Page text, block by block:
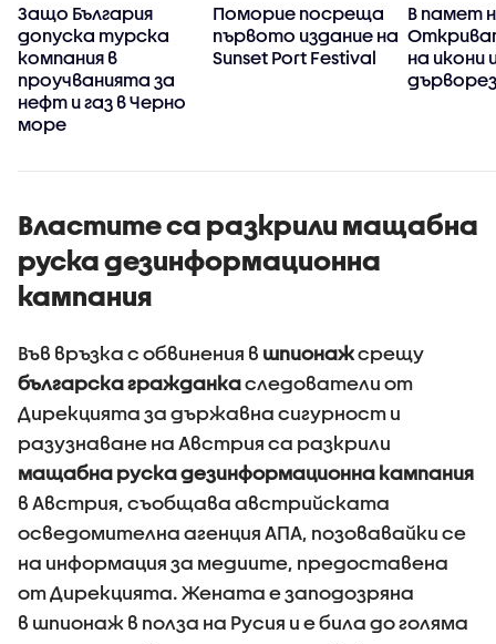
Защо България
допуска турска
компания в
проучванията за
нефт и газ в Черно
море
Поморие посреща
първото издание на
Sunset Port Festival
В памет
на икони
Властите са разкрили мащабна
руска дезинформационна
кампания
Във връзка с обвинения в шпионажсрещу
българска гражданкаследователи от
Дирекцията за държавна сигурност и
разузнаване на Австрия са разкрили
мащабна руска дезинформационна кампания
в Австрия, съобщава австрийската
осведомителна агенция АПА, позовавайки се
на информация за медиите, предоставена
от Дирекцията. Жената е заподозряна
в шпионаж в полза на Русия и е била до голяма